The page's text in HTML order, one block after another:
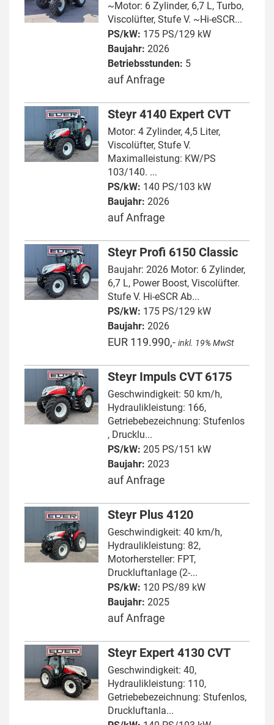
~Motor: 6 Zylinder, 6,7 L, Turbo,
Viscolüfter, Stufe V. ~Hi-eSCR...
PS/kW: 175 PS/129 kW
Baujahr: 2026
Betriebsstunden: 5
auf Anfrage
Steyr 4140 Expert CVT
Motor: 4 Zylinder, 4,5 Liter,
Viscolüfter, Stufe V.
Maximalleistung: KW/PS
103/140. ...
PS/kW: 140 PS/103 kW
Baujahr: 2026
auf Anfrage
Steyr Profi 6150 Classic
Baujahr: 2026 Motor: 6 Zylinder,
6,7 L, Power Boost, Viscolüfter.
Stufe V. Hi-eSCR Ab...
PS/kW: 175 PS/129 kW
Baujahr: 2026
EUR 119.990,- inkl. 19% MwSt
Steyr Impuls CVT 6175
Geschwindigkeit: 50 km/h,
Hydraulikleistung: 166,
Getriebebezeichnung: Stufenlos
, Drucklu...
PS/kW: 205 PS/151 kW
Baujahr: 2023
auf Anfrage
Steyr Plus 4120
Geschwindigkeit: 40 km/h,
Hydraulikleistung: 82,
Motorhersteller: FPT,
Druckluftanlage (2-...
PS/kW: 120 PS/89 kW
Baujahr: 2025
auf Anfrage
Steyr Expert 4130 CVT
Geschwindigkeit: 40,
Hydraulikleistung: 110,
Getriebebezeichnung: Stufenlos,
Druckluftanla...